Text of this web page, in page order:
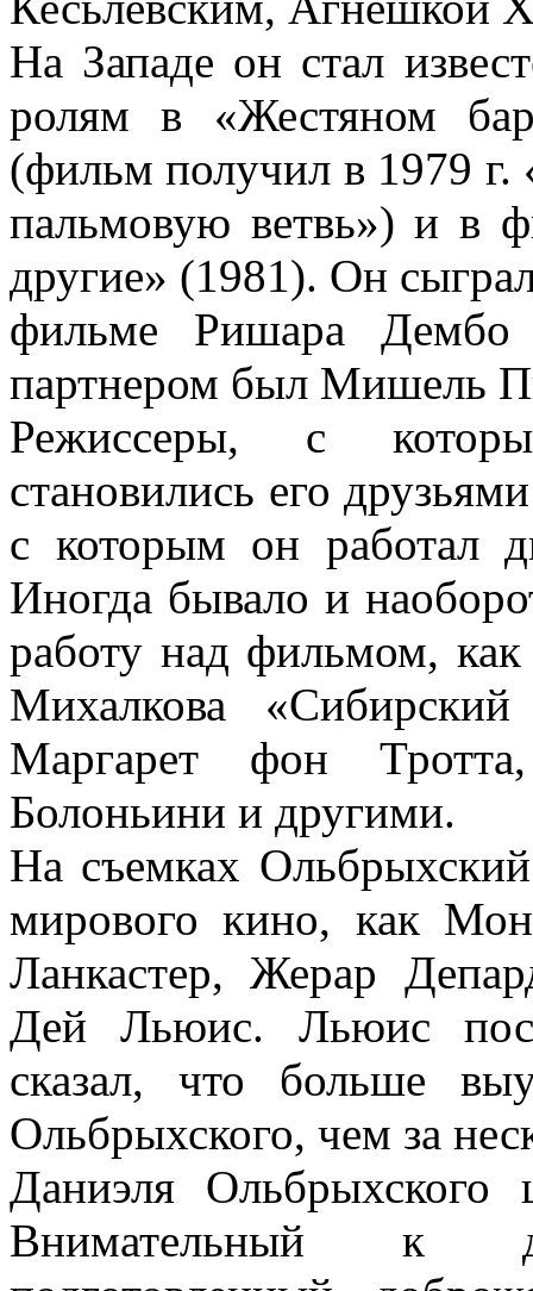
На Западе он стал
ролям в «Жестяном
(фильм получил в 1979
пальмовую ветвь») и в
другие» (1981). Он
фильме Ришара Дембо
партнером был Мишель
Режиссеры, с
становились его
с которым он работал
Иногда бывало и
работу над фильмом,
Михалкова
Маргарет фон
Болоньини и другими.
На съемках
мирового кино, как
Ланкастер, Жерар
Дей Льюис. Льюис
сказал, что больше
Ольбрыхского, чем за
Даниэля
Внимательный к